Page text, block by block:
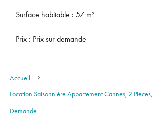
Surface habitable : 57 m²
Prix : Prix sur demande
Accueil
Location Saisonnière Appartement Cannes, 2
Demande